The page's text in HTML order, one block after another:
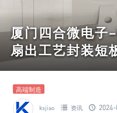
厦门四合微电子
扇出工艺封装短
高端制造
ksjiao 资讯